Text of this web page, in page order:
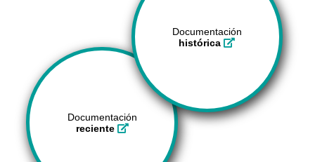
Documentación
histórica
Documentación
reciente